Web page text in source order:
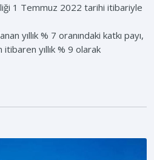
1 Temmuz 2022 tarihi itibariyle
yıllık % 7 oranındaki katkı payı,
yıllık % 9 olarak